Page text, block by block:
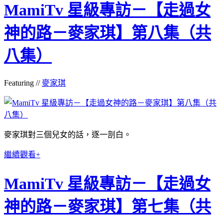
MamiTv 星級專訪－【走過女
神的路－麥家琪】第八集（共
八集）
Featuring //麥家琪
麥家琪對三個兒女的話，逐一剖白。
繼續觀看+
MamiTv 星級專訪－【走過女
神的路－麥家琪】第七集（共